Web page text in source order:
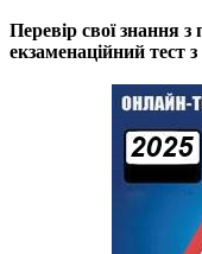
Перевір свої знання
екзаменаційний тест